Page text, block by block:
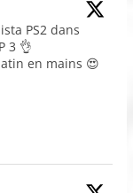
PS2 dans
3 👌
en mains 😍